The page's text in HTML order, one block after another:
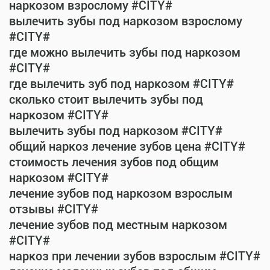
наркозом взрослому #CITY#
вылечить зубы под наркозом взрослому
#CITY#
где можно вылечить зубы под наркозом
#CITY#
где вылечить зуб под наркозом #CITY#
сколько стоит вылечить зубы под
наркозом #CITY#
вылечить зубы под наркозом #CITY#
общий наркоз лечение зубов цена #CITY#
стоимость лечения зубов под общим
наркозом #CITY#
лечение зубов под наркозом взрослым
отзывы #CITY#
лечение зубов под местным наркозом
#CITY#
наркоз при лечении зубов взрослым #CITY#